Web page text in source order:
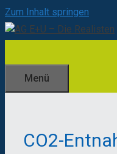
Zum Inhalt springen
Menü
CO2-